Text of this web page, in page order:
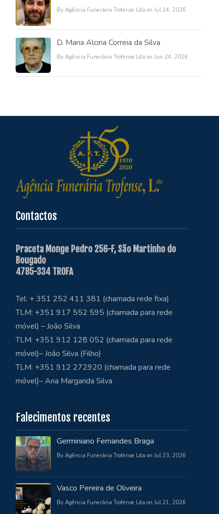
By Agência Funerária Trofense Lda on Jul 14, 2026
D. Maria Alcina Correia da Silva
By Agência Funerária Trofense Lda on Jun 24, 2026
Contactos
Praceta Monge Pedro 256-F, São Martinho do
Bougado
4785-334 TROFA
Tel: + 351 252 411 381 (chamada rede fixa)
TLM: +351 917 552 595 (chamada para rede
móvel) – João Silva
TLM: +351 912 128 052 (chamada para rede
móvel)– João Silva (Filho)
TLM: +351 912 272920 (chamada para rede
móvel)– Ana Margarida Silva
Falecimentos recentes
Germiniano Fernandes Braga
By Agência Funerária Trofense Lda on Jul 23, 2026
Vasco Pereira de Oliveira
By Agência Funerária Trofense Lda on Jul 21, 2026